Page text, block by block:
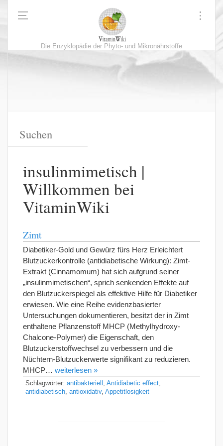
Die Enzyklopädie der Phyto- und Mikronährstoffe
insulinmimetisch |
Willkommen bei
VitaminWiki
Zimt
Diabetiker-Gold und Gewürz fürs Herz Erleichtert
Blutzuckerkontrolle (antidiabetische Wirkung): Zimt-
Extrakt (Cinnamomum) hat sich aufgrund seiner
„insulinmimetischen“, sprich senkenden Effekte auf
den Blutzuckerspiegel als effektive Hilfe für Diabetiker
erwiesen. Wie eine Reihe evidenzbasierter
Untersuchungen dokumentieren, besitzt der in Zimt
enthaltene Pflanzenstoff MHCP (Methylhydroxy-
Chalcone-Polymer) die Eigenschaft, den
Blutzuckerstoffwechsel zu verbessern und die
Nüchtern-Blutzuckerwerte signifikant zu reduzieren.
MHCP… weiterlesen »
Schlagwörter: antibakteriell Antidiabetic effect
antidiabetisch antioxidativ, Appetitlosigkeit